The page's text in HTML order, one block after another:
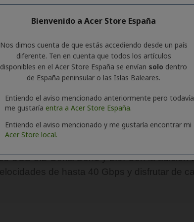
Bienvenido a Acer Store España
Nos dimos cuenta de que estás accediendo desde un país
diferente. Ten en cuenta que todos los artículos
disponibles en el Acer Store España se envían solo dentro
de España peninsular o las Islas Baleares.
Entiendo el aviso mencionado anteriormente pero todavía
me gustaría entra a Acer Store España.
Entiendo el aviso mencionado y me gustaría encontrar mi
Acer Store local.